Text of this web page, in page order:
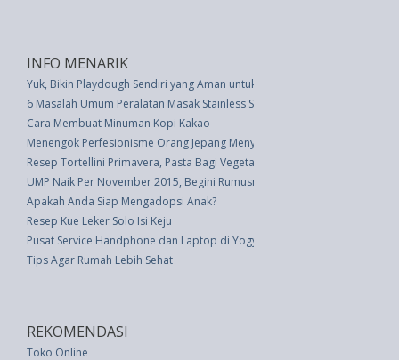
INFO MENARIK
Yuk, Bikin Playdough Sendiri yang Aman untuk Anak
6 Masalah Umum Peralatan Masak Stainless Steel � Dipecahkan!
Cara Membuat Minuman Kopi Kakao
Menengok Perfesionisme Orang Jepang Menyajikan Makanan
Resep Tortellini Primavera, Pasta Bagi Vegetarian
UMP Naik Per November 2015, Begini Rumusnya
Apakah Anda Siap Mengadopsi Anak?
Resep Kue Leker Solo Isi Keju
Pusat Service Handphone dan Laptop di Yogyakarta
Tips Agar Rumah Lebih Sehat
REKOMENDASI
Toko Online